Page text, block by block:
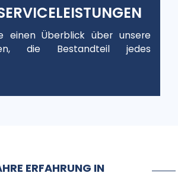
einen Überblick über unsere
die Bestandteil jedes
ERFAHRUNG IN